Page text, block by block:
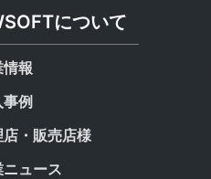
について
報
例
店・販売店様
ュース